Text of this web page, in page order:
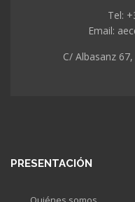
Tel:
Email:
C/ Albasanz
PRESENTACIÓN